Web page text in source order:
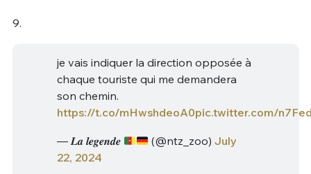
9.
je vais indiquer la direction opposée à
chaque touriste qui me demandera
son chemin.
https://t.co/mHwshdeoA0pic.twitter.com/
— 𝑳𝒂 𝒍𝒆𝒈𝒆𝒏𝒅𝒆 (@ntz_zoo) July
22, 2024